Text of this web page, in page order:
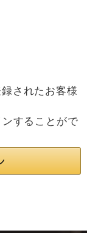
されたお客様
することがで